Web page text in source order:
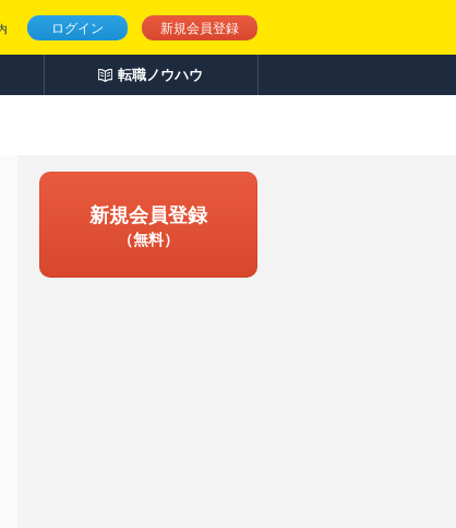
ログイン 新規会員登録
転職ノウハウ
新規会員登録
（無料）